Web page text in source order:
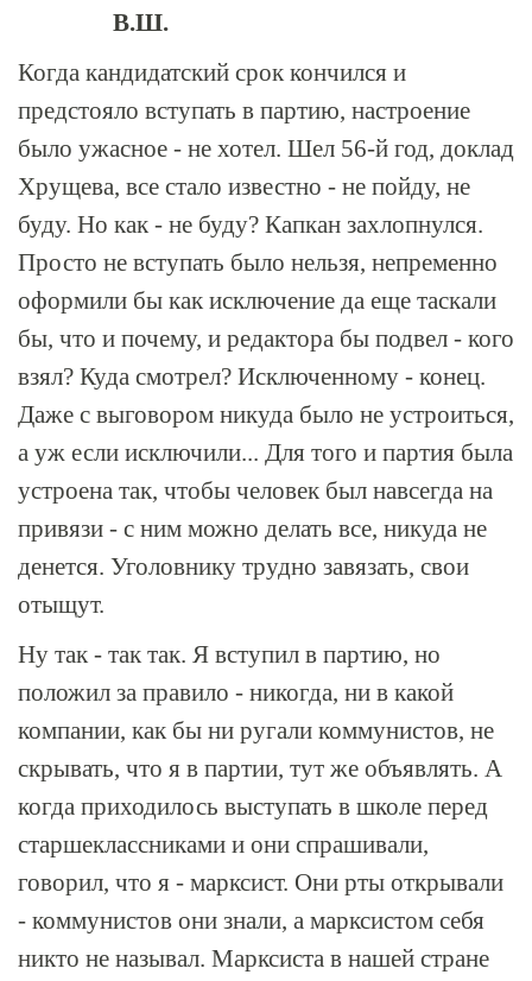
В.Ш.
Когда кандидатский срок кончился и
предстояло вступать в партию, настроение
было ужасное - не хотел. Шел 56-й год, доклад
Хрущева, все стало известно - не пойду, не
буду. Но как - не буду? Капкан захлопнулся.
Просто не вступать было нельзя, непременно
оформили бы как исключение да еще таскали
бы, что и почему, и редактора бы подвел - кого
взял? Куда смотрел? Исключенному - конец.
Даже с выговором никуда было не устроиться,
а уж если исключили... Для того и партия была
устроена так, чтобы человек был навсегда на
привязи - с ним можно делать все, никуда не
денется. Уголовнику трудно завязать, свои
отыщут.
Ну так - так так. Я вступил в партию, но
положил за правило - никогда, ни в какой
компании, как бы ни ругали коммунистов, не
скрывать, что я в партии, тут же объявлять. А
когда приходилось выступать в школе перед
старшеклассниками и они спрашивали,
говорил, что я - марксист. Они рты открывали
- коммунистов они знали, а марксистом себя
никто не называл. Марксиста в нашей стране